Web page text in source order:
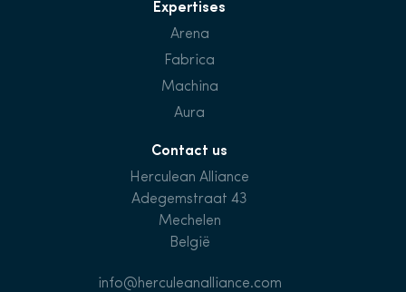
Expertises
Arena
Fabrica
Machina
Aura
Contact us
Herculean Alliance
Adegemstraat 43
Mechelen
België
info@herculeanalliance.com